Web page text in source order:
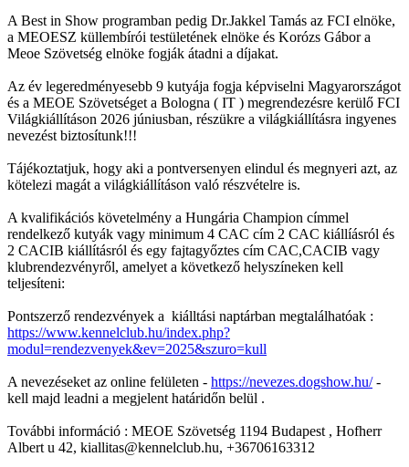
A Best in Show programban pedig Dr.Jakkel Tamás az FCI elnöke,
a MEOESZ küllembírói testületének elnöke és Korózs Gábor a
Meoe Szövetség elnöke fogják átadni a díjakat.
Az év legeredményesebb 9 kutyája fogja képviselni Magyarországot
és a MEOE Szövetséget a Bologna ( IT ) megrendezésre kerülő FCI
Világkiállításon 2026 júniusban, részükre a világkiállításra ingyenes
nevezést biztosítunk!!!
Tájékoztatjuk, hogy aki a pontversenyen elindul és megnyeri azt, az
kötelezi magát a világkiállításon való részvételre is.
A kvalifikációs követelmény a Hungária Champion címmel
rendelkező kutyák vagy minimum 4 CAC cím 2 CAC kiállíásról és
2 CACIB kiállításról és egy fajtagyőztes cím CAC,CACIB vagy
klubrendezvényről, amelyet a következő helyszíneken kell
teljesíteni:
Pontszerző rendezvények a kiálltási naptárban megtalálhatóak :
https://www.kennelclub.hu/index.php?
modul=rendezvenyek&ev=2025&szuro=kull
A nevezéseket az online felületen - https://nevezes.dogshow.hu/-
kell majd leadni a megjelent határidőn belül .
További információ : MEOE Szövetség 1194 Budapest , Hofherr
Albert u 42, kiallitas@kennelclub.hu, +36706163312